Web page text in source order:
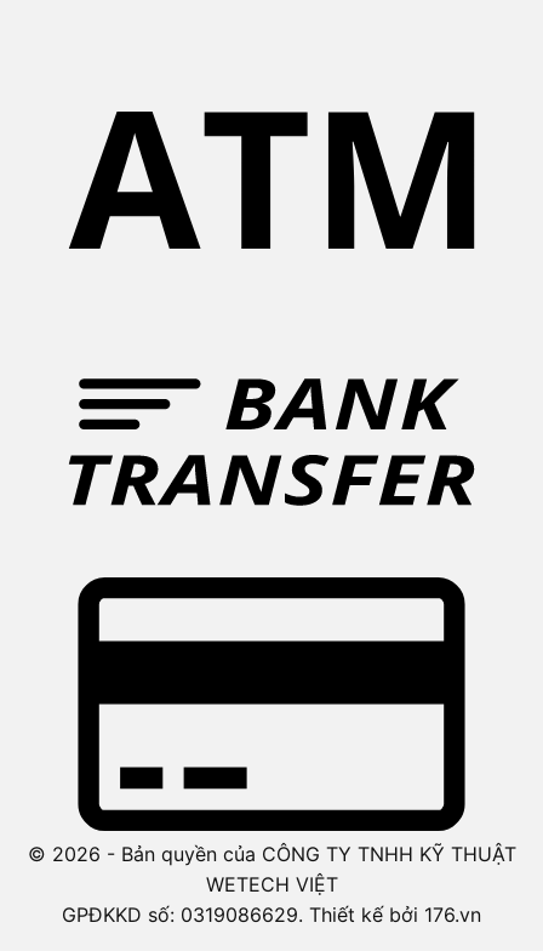
© 2026 - Bản quyền của CÔNG TY TNHH KỸ THUẬT
WETECH VIỆT
GPĐKKD số: 0319086629. Thiết kế bởi 176.vn